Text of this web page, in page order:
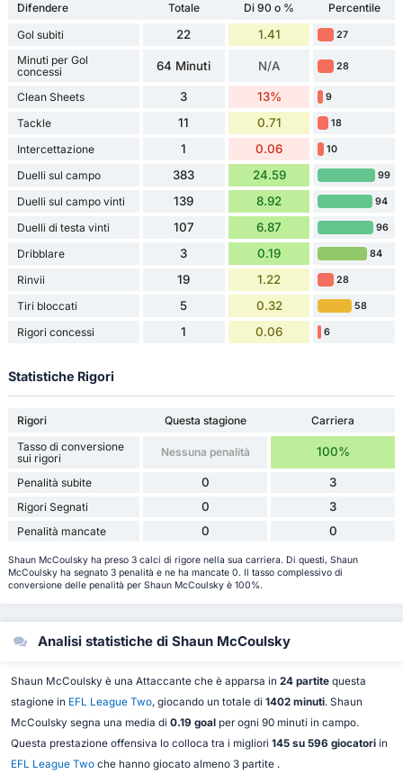
Difendere Totale Di 90 o %
Percentile
Gol subiti
22 1.41 27
Minuti per Gol
concessi
64 Minuti N/A 28
Clean Sheets 3 13% 9
Tackle 11 0.71 18
Intercettazione 1 0.06 10
Duelli sul campo 383 24.59 99
Duelli sul campo vinti 139 8.92 94
Duelli di testa vinti 107 6.87 96
Dribblare 3 0.19 84
Rinvii 19 1.22 28
Tiri bloccati 5 0.32 58
Rigori concessi 1 0.06 6
Statistiche Rigori
Rigori Questa stagione
Carriera
Tasso di conversione
sui rigori
Nessuna penalità 100%
Penalità subite 0 3
Rigori Segnati 0 3
Penalità mancate 0 0
Shaun McCoulsky ha preso 3 calci di rigore nella sua carriera. Di questi, Shaun
McCoulsky ha segnato 3 penalità e ne ha mancate 0. Il tasso complessivo di
conversione delle penalità per Shaun McCoulsky è 100%.
Analisi statistiche di Shaun McCoulsky
Shaun McCoulsky è una Attaccante che è apparsa in 24 partitequesta
stagione in EFL League Two, giocando un totale di 1402 minuti. Shaun
McCoulsky segna una media di 0.19 goalper ogni 90 minuti in campo.
Questa prestazione offensiva lo colloca tra i migliori 145 su 596 giocatoriin
EFL League Twoche hanno giocato almeno 3 partite .